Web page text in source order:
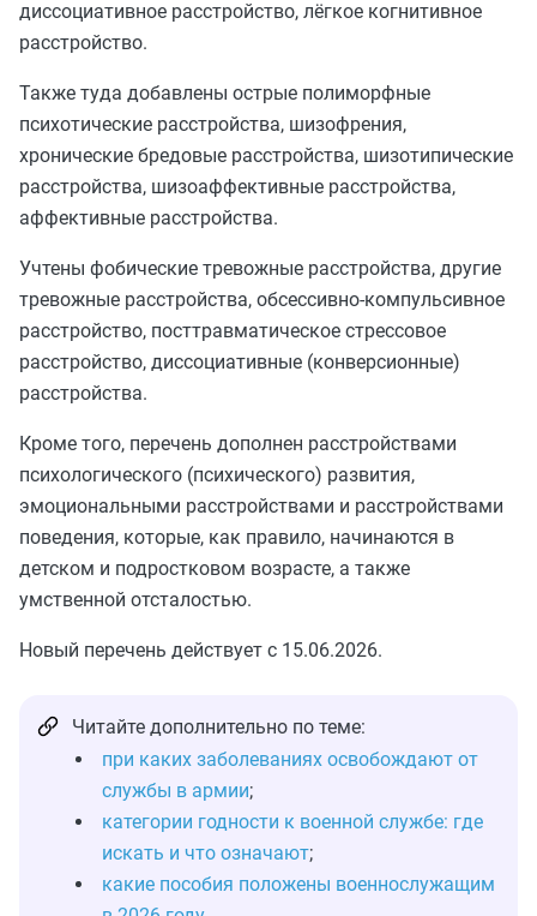
диссоциативное расстройство, лёгкое когнитивное
расстройство.
Также туда добавлены острые полиморфные
психотические расстройства, шизофрения,
хронические бредовые расстройства, шизотипические
расстройства, шизоаффективные расстройства,
аффективные расстройства.
Учтены фобические тревожные расстройства, другие
тревожные расстройства, обсессивно‑компульсивное
расстройство, посттравматическое стрессовое
расстройство, диссоциативные (конверсионные)
расстройства.
Кроме того, перечень дополнен расстройствами
психологического (психического) развития,
эмоциональными расстройствами и расстройствами
поведения, которые, как правило, начинаются в
детском и подростковом возрасте, а также
умственной отсталостью.
Новый перечень действует с 15.06.2026.
Читайте дополнительно по теме:
при каких заболеваниях освобождают от
службы в армии;
категории годности к военной службе: где
искать и что означают;
какие пособия положены военнослужащим